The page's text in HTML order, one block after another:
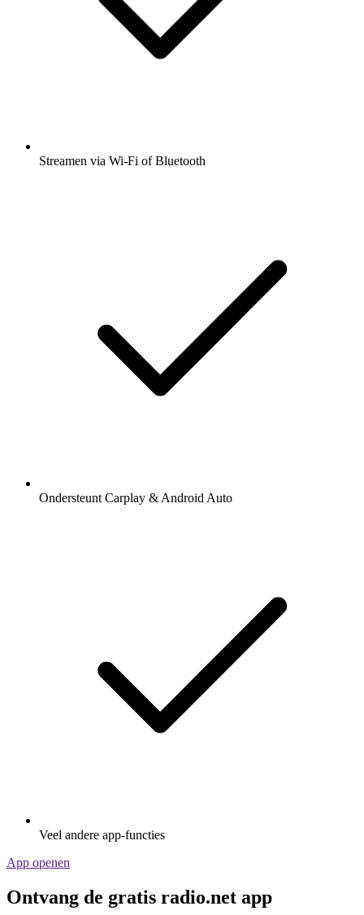
Streamen via Wi-Fi of Bluetooth
Ondersteunt Carplay & Android Auto
Veel andere app-functies
App openen
Ontvang de gratis radio.net app